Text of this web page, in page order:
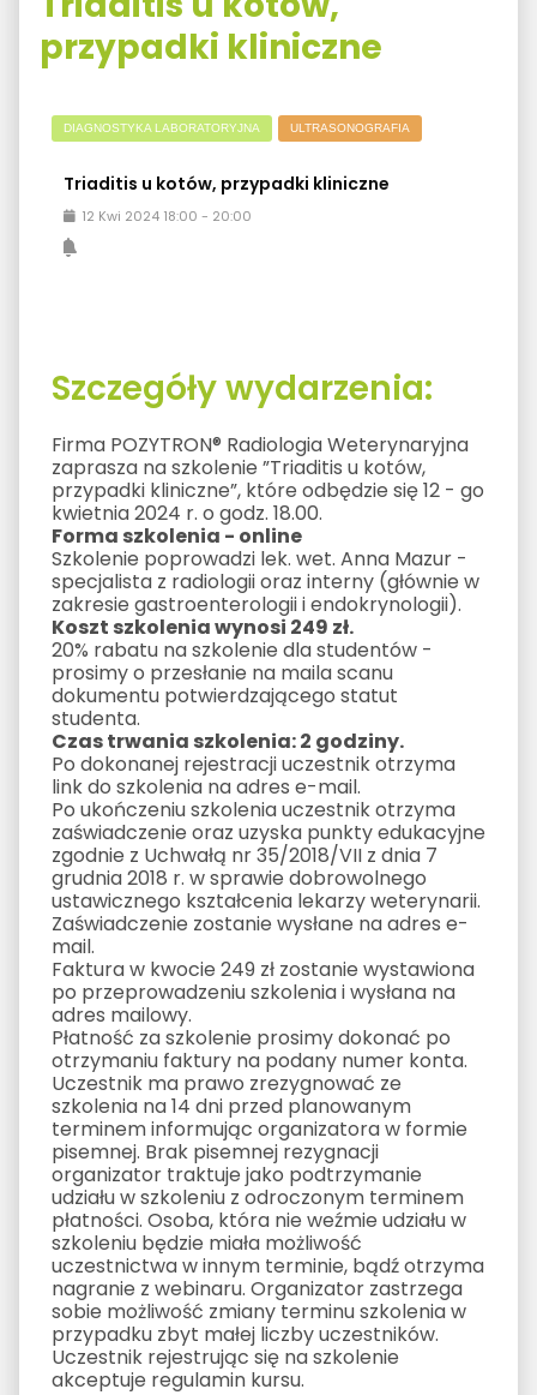
przypadki kliniczne
DIAGNOSTYKA LABORATORYJNA ULTRASONOGRAFIA
Triaditis u kotów, przypadki kliniczne
12 Kwi 2024 18:00 - 20:00
Szczegóły wydarzenia:
Firma POZYTRON® Radiologia Weterynaryjna
zaprasza na szkolenie ”Triaditis u kotów,
przypadki kliniczne”, które odbędzie się 12 - go
kwietnia 2024 r. o godz. 18.00.
Forma szkolenia - online
Szkolenie poprowadzi lek. wet. Anna Mazur -
specjalista z radiologii oraz interny (głównie w
zakresie gastroenterologii i endokrynologii).
Koszt szkolenia wynosi 249 zł.
20% rabatu na szkolenie dla studentów -
prosimy o przesłanie na maila scanu
dokumentu potwierdzającego statut
studenta.
Czas trwania szkolenia: 2 godziny.
Po dokonanej rejestracji uczestnik otrzyma
link do szkolenia na adres e-mail.
Po ukończeniu szkolenia uczestnik otrzyma
zaświadczenie oraz uzyska punkty edukacyjne
zgodnie z Uchwałą nr 35/2018/VII z dnia 7
grudnia 2018 r. w sprawie dobrowolnego
ustawicznego kształcenia lekarzy weterynarii.
Zaświadczenie zostanie wysłane na adres e-
mail.
Faktura w kwocie 249 zł zostanie wystawiona
po przeprowadzeniu szkolenia i wysłana na
adres mailowy.
Płatność za szkolenie prosimy dokonać po
otrzymaniu faktury na podany numer konta.
Uczestnik ma prawo zrezygnować ze
szkolenia na 14 dni przed planowanym
terminem informując organizatora w formie
pisemnej. Brak pisemnej rezygnacji
organizator traktuje jako podtrzymanie
udziału w szkoleniu z odroczonym terminem
płatności. Osoba, która nie weźmie udziału w
szkoleniu będzie miała możliwość
uczestnictwa w innym terminie, bądź otrzyma
nagranie z webinaru. Organizator zastrzega
sobie możliwość zmiany terminu szkolenia w
przypadku zbyt małej liczby uczestników.
Uczestnik rejestrując się na szkolenie
akceptuje regulamin kursu.